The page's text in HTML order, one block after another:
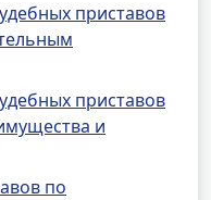
приставов
приставов
и
по